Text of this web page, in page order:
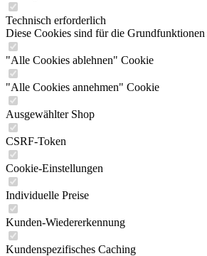
Technisch erforderlich
Diese Cookies sind für die Grundfunktionen
"Alle Cookies ablehnen" Cookie
"Alle Cookies annehmen" Cookie
Ausgewählter Shop
CSRF-Token
Cookie-Einstellungen
Individuelle Preise
Kunden-Wiedererkennung
Kundenspezifisches Caching